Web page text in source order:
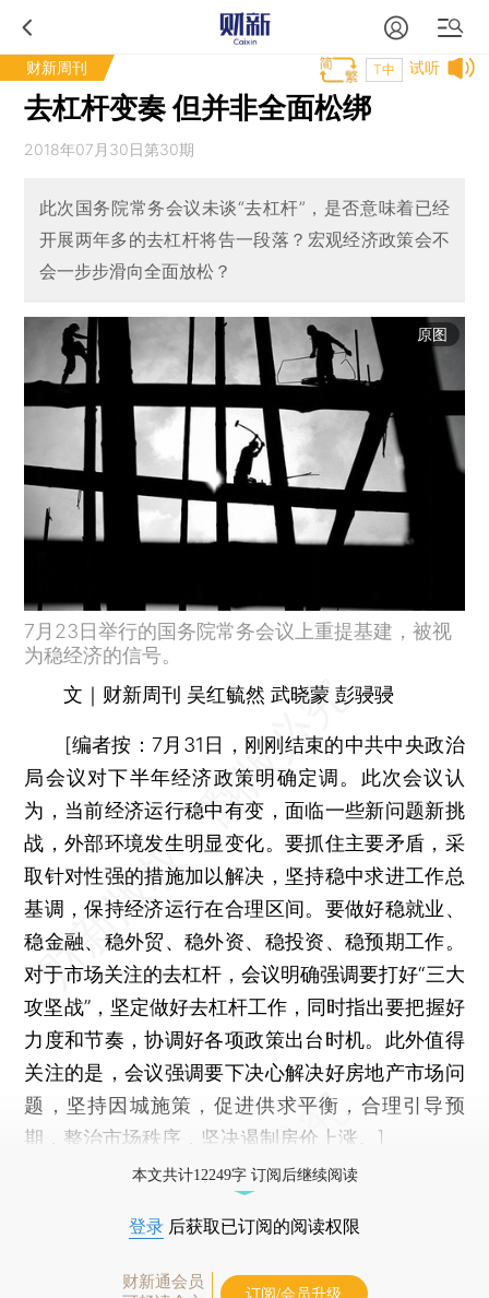
财新周刊 试听
T中
去杠杆变奏 但并非全面松绑
2018年07月30日第30期
此次国务院常务会议未谈“去杠杆”，是否意味着已经
开展两年多的去杠杆将告一段落？宏观经济政策会不
会一步步滑向全面放松？
原图
7月23日举行的国务院常务会议上重提基建，被视
为稳经济的信号。
文｜财新周刊 吴红毓然 武晓蒙 彭骎骎
[编者按：7月31日，刚刚结束的中共中央政治
局会议对下半年经济政策明确定调。此次会议认
为，当前经济运行稳中有变，面临一些新问题新挑
战，外部环境发生明显变化。要抓住主要矛盾，采
取针对性强的措施加以解决，坚持稳中求进工作总
基调，保持经济运行在合理区间。要做好稳就业、
稳金融、稳外贸、稳外资、稳投资、稳预期工作。
对于市场关注的去杠杆，会议明确强调要打好“三大
攻坚战”，坚定做好去杠杆工作，同时指出要把握好
力度和节奏，协调好各项政策出台时机。此外值得
关注的是，会议强调要下决心解决好房地产市场问
题，坚持因城施策，促进供求平衡，合理引导预
期，整治市场秩序，坚决遏制房价上涨。]
本文共计12249字 订阅后继续阅读
登录 后获取已订阅的阅读权限
财新通会员
订阅/会员升级